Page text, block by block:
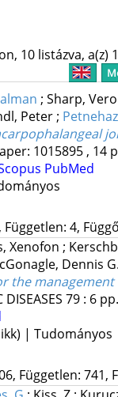
10 listázva, a(z)
; Sharp,
Peter;
1015895 , 14
PubMed
4,
Xenofon ;
Dennis
the
79: 6
| Tudományos
Független: 741,